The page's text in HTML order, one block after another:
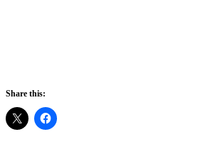
Share this: